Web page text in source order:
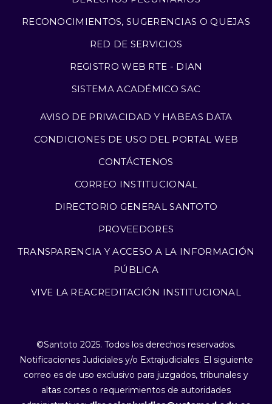
RECONOCIMIENTOS, SUGERENCIAS O QUEJAS
RED DE SERVICIOS
REGISTRO WEB RTE - DIAN
SISTEMA ACADÉMICO SAC
AVISO DE PRIVACIDAD Y HABEAS DATA
CONDICIONES DE USO DEL PORTAL WEB
CONTÁCTENOS
CORREO INSTITUCIONAL
DIRECTORIO GENERAL SANTOTO
PROVEEDORES
TRANSPARENCIA Y ACCESO A LA INFORMACIÓN
PÚBLICA
VIVE LA REACREDITACIÓN INSTITUCIONAL
©Santoto 2025. Todos los derechos reservados.
Notificaciones Judiciales y/o Extrajudiciales. El siguiente
correo es de uso exclusivo para juzgados, tribunales y
altas cortes o requerimientos de autoridades